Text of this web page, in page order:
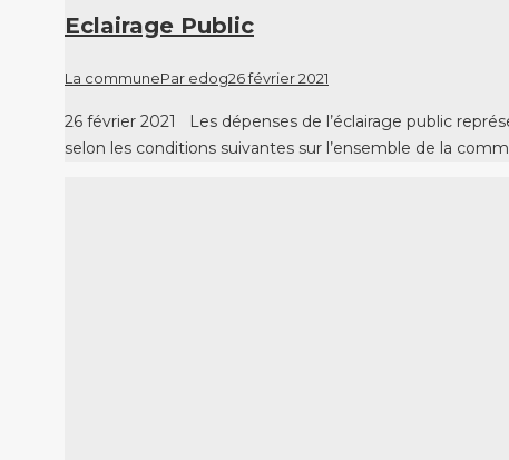
Eclairage Public
La communePar edog26 février 2021
26 février 2021 Les dépenses de l’éclairage public
selon les conditions suivantes sur l’ensemble de la